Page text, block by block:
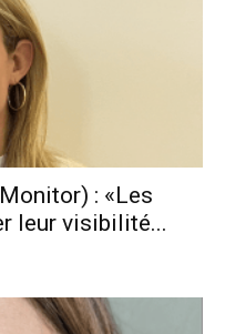
: «Les
leur visibilité...